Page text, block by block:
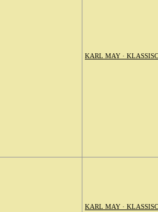
KARL MAY ·
KARL MAY ·